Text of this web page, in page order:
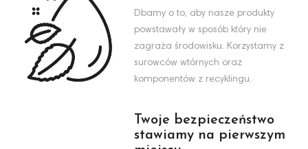
Dbamy o to, aby nasze produkty
powstawały w sposób który nie
zagraża środowisku. Korzystamy z
surowców wtórnych oraz
komponentów z recyklingu.
Twoje bezpieczeństwo
stawiamy na pierwszym